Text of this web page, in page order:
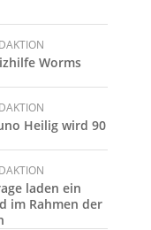
Worms
Heilig wird 90
laden ein
im Rahmen der